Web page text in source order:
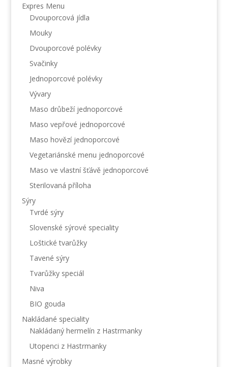
Expres Menu
Dvouporcová jídla
Mouky
Dvouporcové polévky
Svačinky
Jednoporcové polévky
Vývary
Maso drůbeží jednoporcové
Maso vepřové jednoporcové
Maso hovězí jednoporcové
Vegetariánské menu jednoporcové
Maso ve vlastní šťávě jednoporcové
Sterilovaná příloha
Sýry
Tvrdé sýry
Slovenské sýrové speciality
Loštické tvarůžky
Tavené sýry
Tvarůžky speciál
Niva
BIO gouda
Nakládané speciality
Nakládaný hermelín z Hastrmanky
Utopenci z Hastrmanky
Masné výrobky